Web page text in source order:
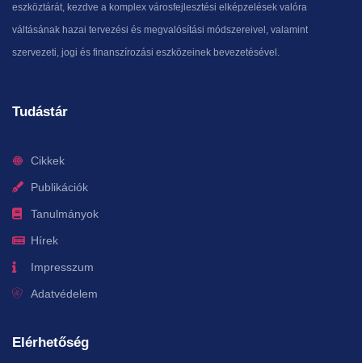
eszköztárát, kezdve a komplex városfejlesztési elképzelések valóra
váltásának hazai tervezési és megvalósítási módszereivel, valamint
szervezeti, jogi és finanszírozási eszközeinek bevezetésével.
Tudástár
Cikkek
Publikációk
Tanulmányok
Hírek
Impresszum
Adatvédelem
Elérhetőség